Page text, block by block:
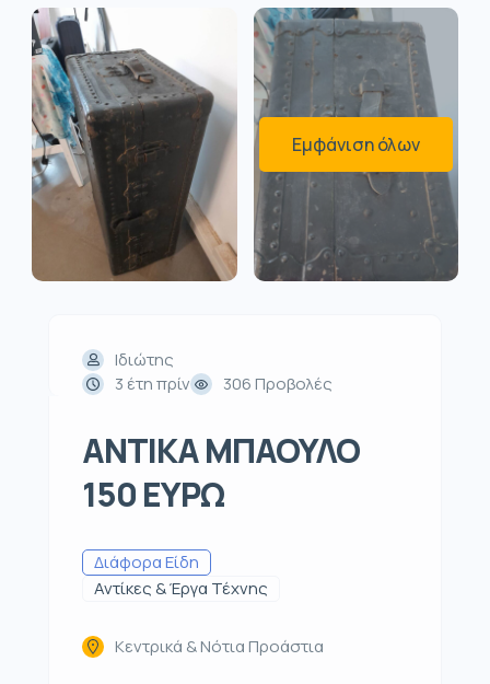
Εμφάνιση όλων
Ιδιώτης
3 έτη πρίν
306 Προβολές
ΑΝΤΙΚΑ ΜΠΑΟΥΛΟ
150 ΕΥΡΩ
Διάφορα Είδη
Αντίκες & Έργα Τέχνης
Κεντρικά & Νότια Προάστια